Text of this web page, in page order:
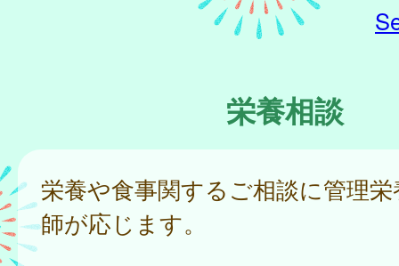
栄養相談
栄養や食事関するご相談に管理
師が応じます。